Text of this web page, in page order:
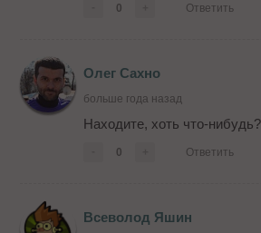
0 Ответить
Олег Сахно
больше года назад
Находите, хоть что-нибудь?
0 Ответить
Всеволод Яшин